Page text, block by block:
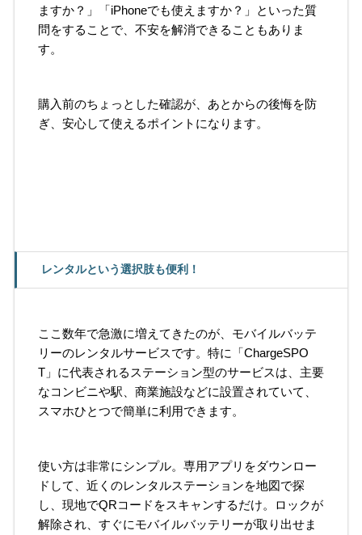
ますか？」「iPhoneでも使えますか？」といった質
問をすることで、不安を解消できることもありま
す。
購入前のちょっとした確認が、あとからの後悔を防
ぎ、安心して使えるポイントになります。
レンタルという選択肢も便利！
ここ数年で急激に増えてきたのが、モバイルバッテ
リーのレンタルサービスです。特に「ChargeSPO
T」に代表されるステーション型のサービスは、主要
なコンビニや駅、商業施設などに設置されていて、
スマホひとつで簡単に利用できます。
使い方は非常にシンプル。専用アプリをダウンロー
ドして、近くのレンタルステーションを地図で探
し、現地でQRコードをスキャンするだけ。ロックが
解除され、すぐにモバイルバッテリーが取り出せま